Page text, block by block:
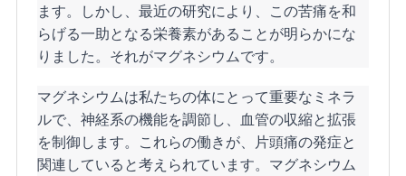
ます。しかし、最近の研究により、この苦痛を和
らげる一助となる栄養素があることが明らかにな
りました。それがマグネシウムです。
マグネシウムは私たちの体にとって重要なミネラ
ルで、神経系の機能を調節し、血管の収縮と拡張
を制御します。これらの働きが、片頭痛の発症と
関連していると考えられています。マグネシウム